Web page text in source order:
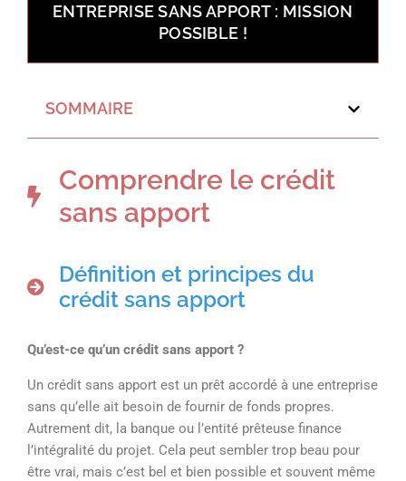
ENTREPRISE SANS APPORT : MISSION
POSSIBLE !
SOMMAIRE
Comprendre le crédit
sans apport
Définition et principes du
crédit sans apport
Qu’est-ce qu’un crédit sans apport ?
Un crédit sans apport est un prêt accordé à une entreprise
sans qu’elle ait besoin de fournir de fonds propres.
Autrement dit, la banque ou l’entité prêteuse finance
l’intégralité du projet. Cela peut sembler trop beau pour
être vrai, mais c’est bel et bien possible et souvent même